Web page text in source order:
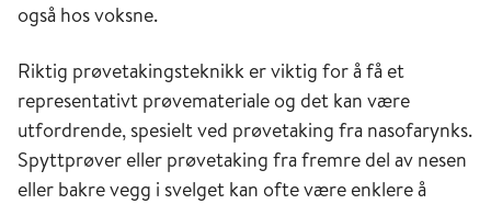
også hos voksne.
Riktig prøvetakingsteknikk er viktig for å få et
representativt prøvemateriale og det kan være
utfordrende, spesielt ved prøvetaking fra nasofarynks.
Spyttprøver eller prøvetaking fra fremre del av nesen
eller bakre vegg i svelget kan ofte være enklere å